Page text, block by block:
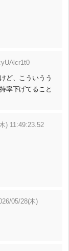
ど、こういうう
率下げてること
) 11:49:23.52
05/28(木)